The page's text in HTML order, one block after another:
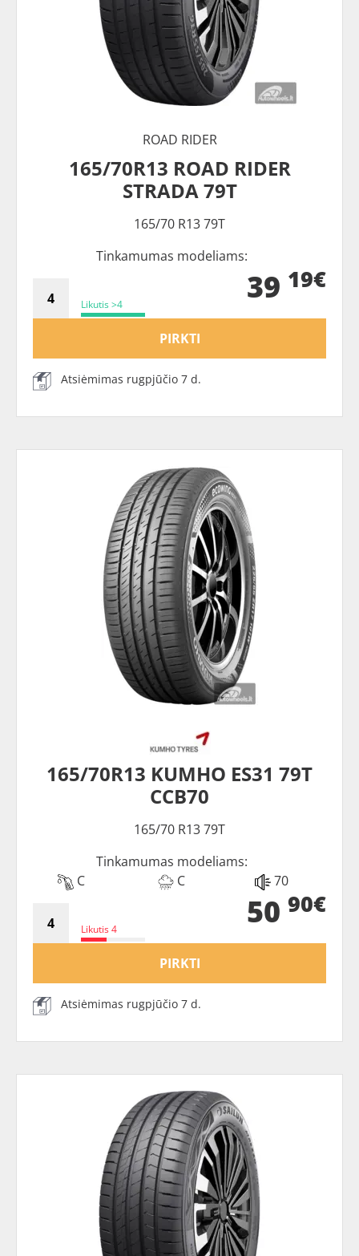
ROAD RIDER
165/70R13 ROAD RIDER
STRADA 79T
165/70 R13 79T
Tinkamumas modeliams:
Likutis >4 39 19€
PIRKTI
Atsiėmimas rugpjūčio 7 d.
165/70R13 KUMHO ES31 79T
CCB70
165/70 R13 79T
Tinkamumas modeliams:
C
C 70
Likutis 4 50 90€
PIRKTI
Atsiėmimas rugpjūčio 7 d.